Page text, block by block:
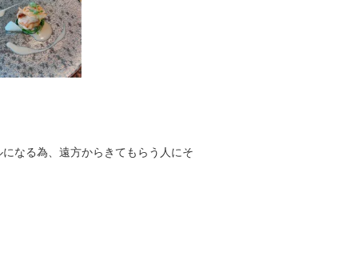
なる為、遠方からきてもらう人にそ